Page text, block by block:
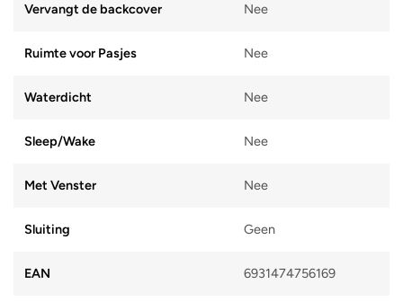
Vervangt de backcover Nee
Ruimte voor Pasjes Nee
Waterdicht Nee
Sleep/Wake Nee
Met Venster Nee
Sluiting Geen
EAN 6931474756169